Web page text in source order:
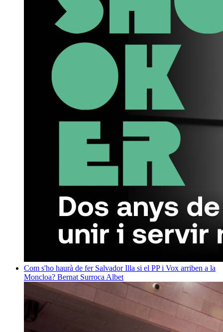
Com s'ho haurà de fer Salvador Illa si el PP i Vox arriben a la
Moncloa? Bernat Surroca Albet